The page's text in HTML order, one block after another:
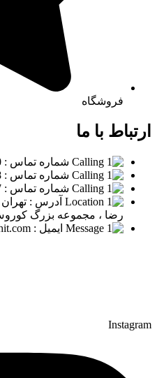
فروشگاه
ارتباط با ما
شماره تماس : 09353963800
شماره تماس : 02166419358
شماره تماس : 02166419387
آدرس : تهران
رضا ، مجموعه بزرگ
ایمیل : info@kouroshit.com
Instagram